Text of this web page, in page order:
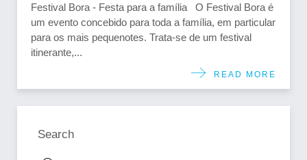
Festival Bora - Festa para a família O Festival Bora é
um evento concebido para toda a família, em particular
para os mais pequenotes. Trata-se de um festival
itinerante,...
READ MORE
Search